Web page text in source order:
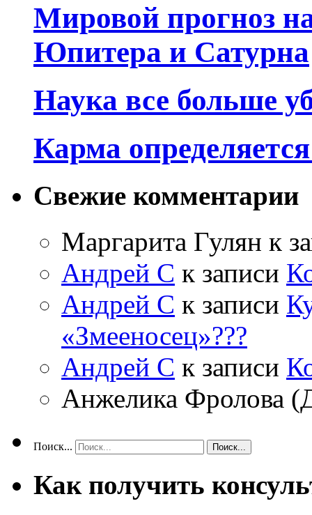
Мировой прогноз
Юпитера и Сатурна
Наука все больше
Карма
Свежие комментарии
Маргарита Гулян к
Андрей С к записи
Андрей С к записи
«Змееносец»???
Андрей С к записи
Анжелика Фролова
Поиск...
Как получить